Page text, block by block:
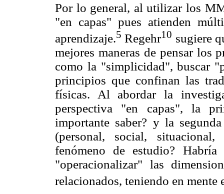
Por lo general, al utilizar los
"en capas" pues atienden
aprendizaje.5 Regehr10 sugiere
mejores maneras de pensar los
como la "simplicidad", buscar
principios que confinan las
físicas. Al abordar la
perspectiva "en capas", la
importante saber? y la
(personal, social,
fenómeno de estudio?
"operacionalizar" las
relacionados, teniendo en